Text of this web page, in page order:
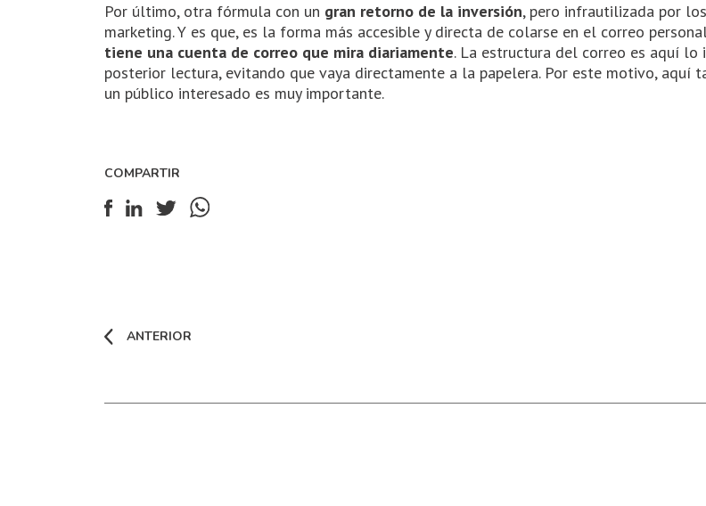
Por último, otra fórmula con un gran retorno de la inversión, pero infrautilizada por
marketing. Y es que, es la forma más accesible y directa de colarse en el correo
tiene una cuenta de correo que mira diariamente. La estructura del correo es aquí lo
posterior lectura, evitando que vaya directamente a la papelera. Por este motivo, aquí
un público interesado es muy importante.
COMPARTIR
ANTERIOR